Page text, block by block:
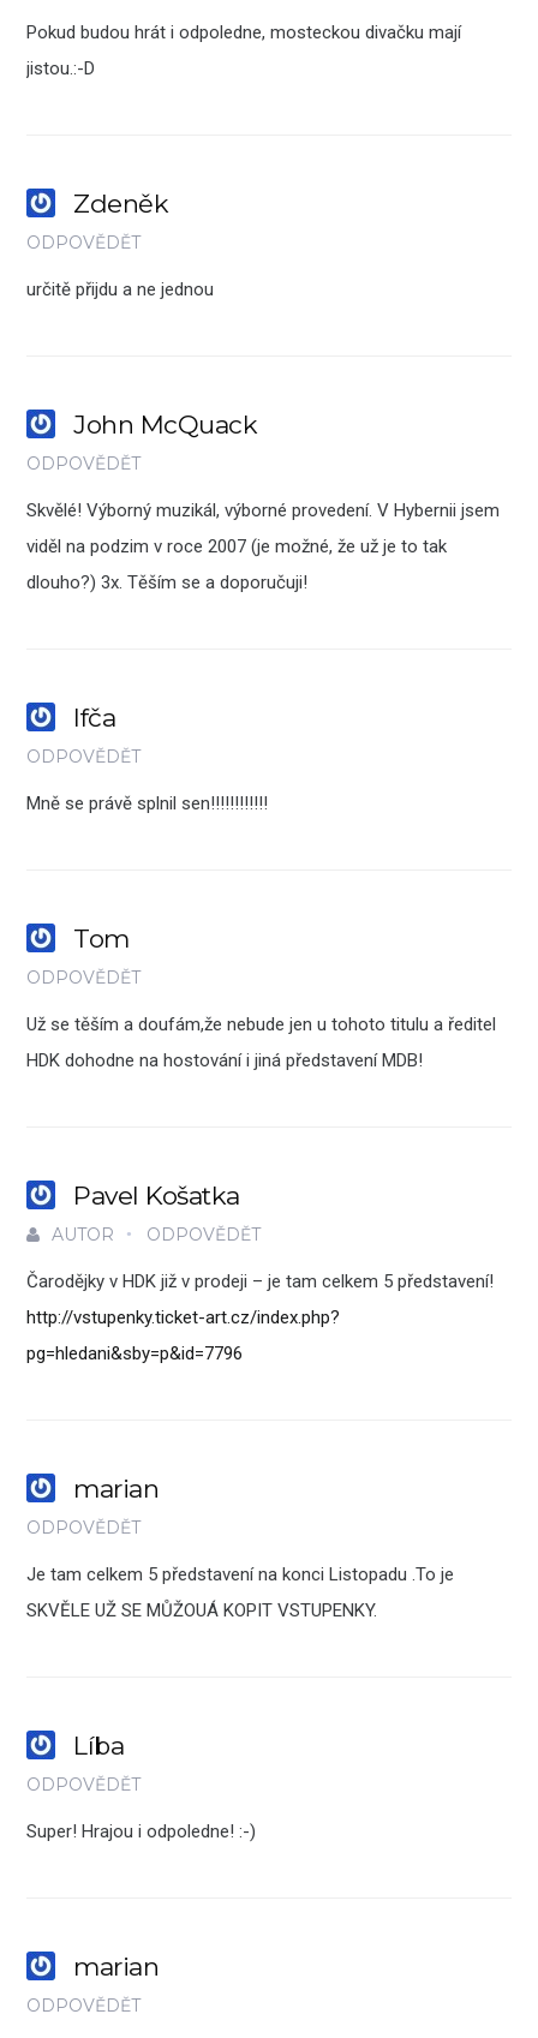
Pokud budou hrát i odpoledne, mosteckou divačku mají
jistou.:-D
Zdeněk
ODPOVĚDĚT
určitě přijdu a ne jednou
John McQuack
ODPOVĚDĚT
Skvělé! Výborný muzikál, výborné provedení. V Hybernii jsem
viděl na podzim v roce 2007 (je možné, že už je to tak
dlouho?) 3x. Těším se a doporučuji!
Ifča
ODPOVĚDĚT
Mně se právě splnil sen!!!!!!!!!!!!
Tom
ODPOVĚDĚT
Už se těším a doufám,že nebude jen u tohoto titulu a ředitel
HDK dohodne na hostování i jiná představení MDB!
Pavel Košatka
AUTOR ODPOVĚDĚT
Čarodějky v HDK již v prodeji – je tam celkem 5 představení!
http://vstupenky.ticket-art.cz/index.php?
pg=hledani&sby=p&id=7796
marian
ODPOVĚDĚT
Je tam celkem 5 představení na konci Listopadu .To je
SKVĚLE UŽ SE MŮŽOUÁ KOPIT VSTUPENKY.
Líba
ODPOVĚDĚT
Super! Hrajou i odpoledne! :-)
marian
ODPOVĚDĚT